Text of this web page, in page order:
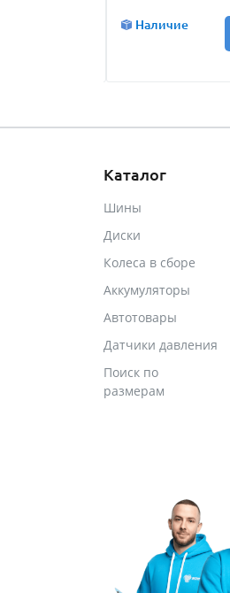
Наличие
Каталог
Шины
Диски
Колеса в сборе
Аккумуляторы
Автотовары
Датчики давления
Поиск по
размерам